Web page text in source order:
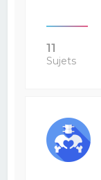
11
Sujets